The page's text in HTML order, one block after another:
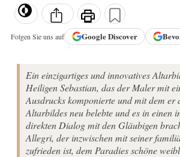
Folgen Sie uns auf GoogleDiscover
Ein einzigartiges und innovatives
Heiligen Sebastian, das der Maler mit
Ausdrucks komponierte und mit dem er
Altarbildes neu belebte und es in einen
direkten Dialog mit den Gläubigen
Allegri, der inzwischen mit seiner
zufrieden ist, dem Paradies schöne